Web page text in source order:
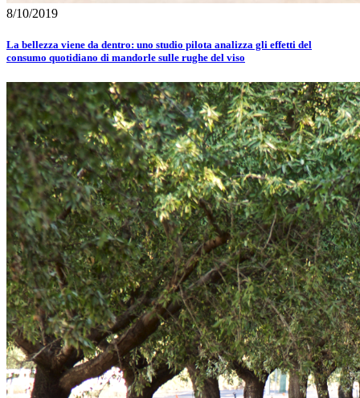
8/10/2019
La bellezza viene da dentro: uno studio pilota analizza gli effetti del
consumo quotidiano di mandorle sulle rughe del viso